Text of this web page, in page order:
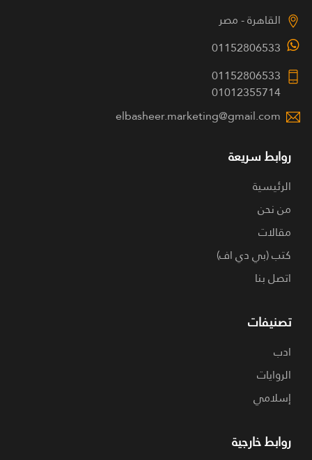
القاهرة - مصر
01152806533
01152806533
01012355714
elbasheer.marketing@gmail.com
روابط سريعة
الرئيسية
من نحن
مقالات
كتب (بي دي اف)
اتصل بنا
تصنيفات
ادب
الروايات
إسلامي
روابط خارجية